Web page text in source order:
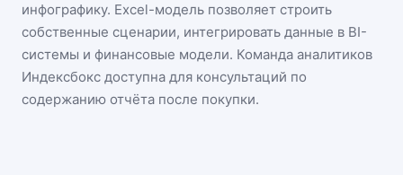
инфографику. Excel-модель позволяет строить
собственные сценарии, интегрировать данные в BI-
системы и финансовые модели. Команда аналитиков
Индексбокс доступна для консультаций по
содержанию отчёта после покупки.